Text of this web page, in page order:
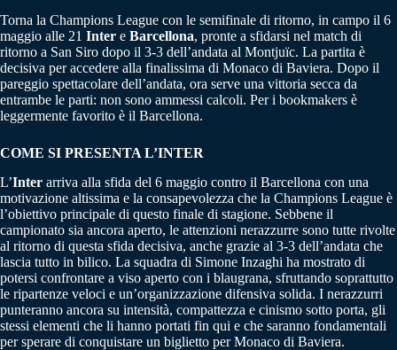
Torna la Champions League con le semifinale di ritorno, in campo il 6
maggio alle 21 Inter e Barcellona, pronte a sfidarsi nel match di
ritorno a San Siro dopo il 3-3 dell’andata al Montjuïc. La partita è
decisiva per accedere alla finalissima di Monaco di Baviera. Dopo il
pareggio spettacolare dell’andata, ora serve una vittoria secca da
entrambe le parti: non sono ammessi calcoli. Per i bookmakers è
leggermente favorito è il Barcellona.
COME SI PRESENTA L’INTER
L’Inter arriva alla sfida del 6 maggio contro il Barcellona con una
motivazione altissima e la consapevolezza che la Champions League è
l’obiettivo principale di questo finale di stagione. Sebbene il
campionato sia ancora aperto, le attenzioni nerazzurre sono tutte rivolte
al ritorno di questa sfida decisiva, anche grazie al 3-3 dell’andata che
lascia tutto in bilico. La squadra di Simone Inzaghi ha mostrato di
potersi confrontare a viso aperto con i blaugrana, sfruttando soprattutto
le ripartenze veloci e un’organizzazione difensiva solida. I nerazzurri
punteranno ancora su intensità, compattezza e cinismo sotto porta, gli
stessi elementi che li hanno portati fin qui e che saranno fondamentali
per sperare di conquistare un biglietto per Monaco di Baviera.